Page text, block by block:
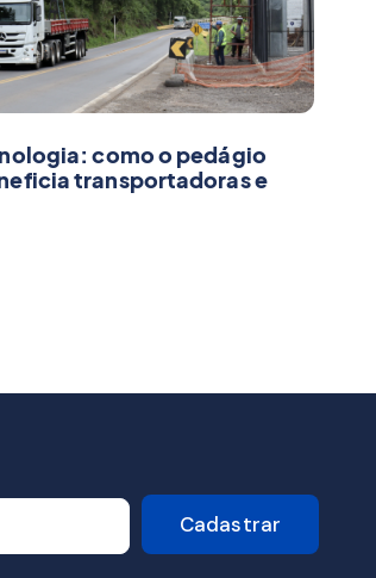
como o pedágio
transportadoras e
Cadastrar